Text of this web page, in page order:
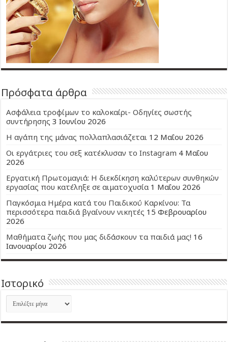
Πρόσφατα άρθρα
Ασφάλεια τροφίμων το καλοκαίρι- Οδηγίες σωστής
συντήρησης 3 Ιουνίου 2026
Η αγάπη της μάνας πολλαπλασιάζεται 12 Μαΐου 2026
Οι εργάτριες του σεξ κατέκλυσαν το Instagram 4 Μαΐου
2026
Εργατική Πρωτομαγιά: Η διεκδίκηση καλύτερων συνθηκών
εργασίας που κατέληξε σε αιματοχυσία 1 Μαΐου 2026
Παγκόσμια Ημέρα κατά του Παιδικού Καρκίνου: Τα
περισσότερα παιδιά βγαίνουν νικητές 15 Φεβρουαρίου
2026
Μαθήματα ζωής που μας διδάσκουν τα παιδιά μας! 16
Ιανουαρίου 2026
Ιστορικό
Ιστορικό